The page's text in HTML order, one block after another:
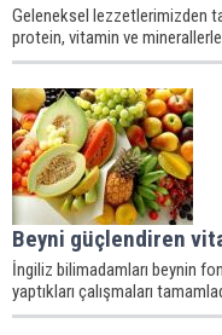
Geleneksel lezzetlerimizden
protein, vitamin ve
Beyni güçlendiren
İngiliz bilimadamları beynin
yaptıkları çalışmaları